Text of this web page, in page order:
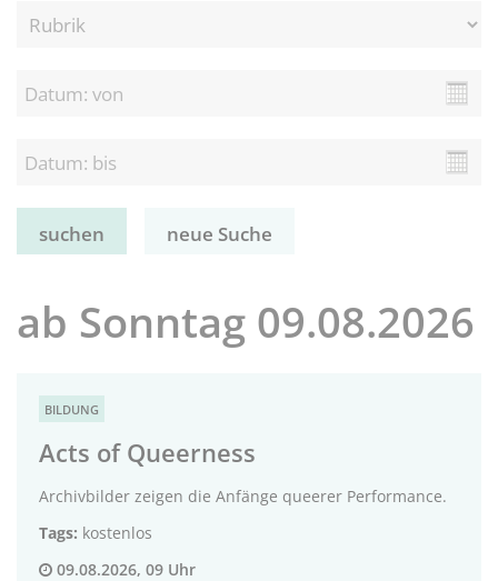
neue Suche
ab Sonntag 09.08.2026
BILDUNG
Acts of Queerness
Archivbilder zeigen die Anfänge queerer Performance.
Tags: kostenlos
09.08.2026, 09 Uhr